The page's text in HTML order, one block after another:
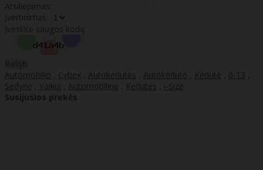
Atsiliepimas:
Įvertinimas:
Įveskite saugos kodą:
Rašyti
Automobilio , Cybex , Autokėdutės , Autokėdutė , Kėdutė , 0-13 ,
Sėdynė , Vaikui , Automobilinė , Kėdutės , i-Size
Susijusios prekės